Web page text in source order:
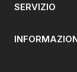
SERVIZIO